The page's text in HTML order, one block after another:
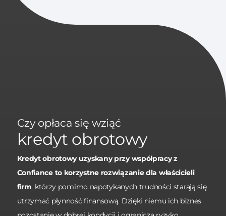
Czy opłaca się wziąć
kredyt obrotowy
Kredyt obrotowy uzyskany przy współpracy z
Confiance to korzystne rozwiązanie dla właścicieli
firm, którzy pomimo napotykanych trudności starają się
utrzymać płynność finansową. Dzięki niemu ich biznes